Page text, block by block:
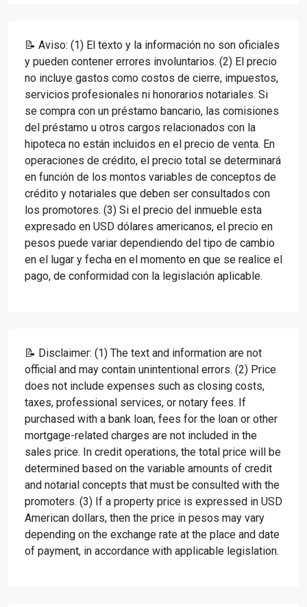
📝 Aviso: (1) El texto y la información no son oficiales
y pueden contener errores involuntarios. (2) El precio
no incluye gastos como costos de cierre, impuestos,
servicios profesionales ni honorarios notariales. Si
se compra con un préstamo bancario, las comisiones
del préstamo u otros cargos relacionados con la
hipoteca no están incluidos en el precio de venta. En
operaciones de crédito, el precio total se determinará
en función de los montos variables de conceptos de
crédito y notariales que deben ser consultados con
los promotores. (3) Si el precio del inmueble esta
expresado en USD dólares americanos, el precio en
pesos puede variar dependiendo del tipo de cambio
en el lugar y fecha en el momento en que se realice el
pago, de conformidad con la legislación aplicable.
📝 Disclaimer: (1) The text and information are not
official and may contain unintentional errors. (2) Price
does not include expenses such as closing costs,
taxes, professional services, or notary fees. If
purchased with a bank loan, fees for the loan or other
mortgage-related charges are not included in the
sales price. In credit operations, the total price will be
determined based on the variable amounts of credit
and notarial concepts that must be consulted with the
promoters. (3) If a property price is expressed in USD
American dollars, then the price in pesos may vary
depending on the exchange rate at the place and date
of payment, in accordance with applicable legislation.